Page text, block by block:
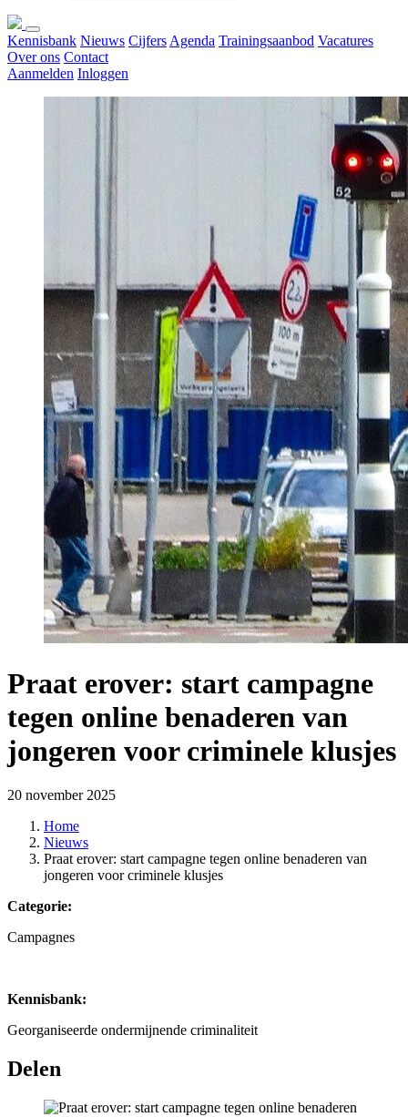
Kennisbank Nieuws Cijfers Agenda Trainingsaanbod Vacatures
Over ons Contact
Aanmelden Inloggen
Praat erover: start campagne
tegen online benaderen van
jongeren voor criminele klusjes
20 november 2025
Home
Nieuws
Praat erover: start campagne tegen online benaderen van
jongeren voor criminele klusjes
Categorie:
Campagnes
Kennisbank:
Georganiseerde ondermijnende criminaliteit
Delen